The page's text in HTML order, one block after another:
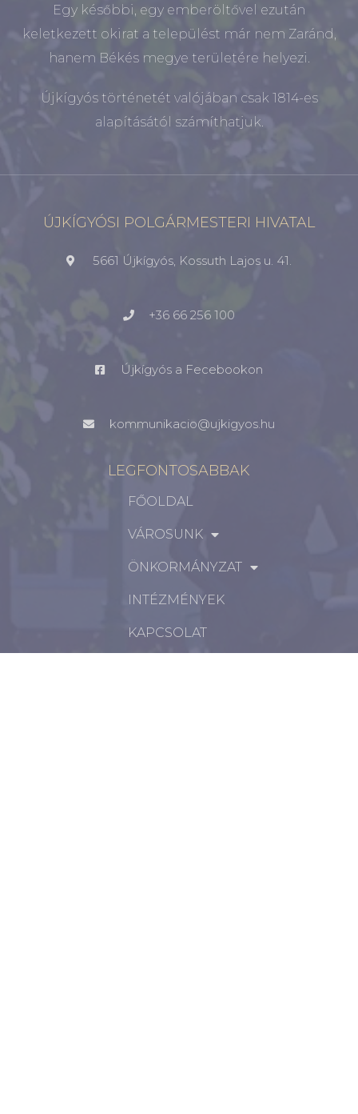
Egy későbbi, egy emberöltővel ezután
keletkezett okirat a települést már nem Zaránd,
hanem Békés megye területére helyezi.
Újkígyós történetét valójában csak 1814-es
alapításától számíthatjuk.
ÚJKÍGYÓSI POLGÁRMESTERI HIVATAL
5661 Újkígyós, Kossuth Lajos u. 41.
+36 66 256 100
Újkígyós a Fecebookon
kommunikacio@ujkigyos.hu
LEGFONTOSABBAK
FŐOLDAL
VÁROSUNK
ÖNKORMÁNYZAT
INTÉZMÉNYEK
KAPCSOLAT